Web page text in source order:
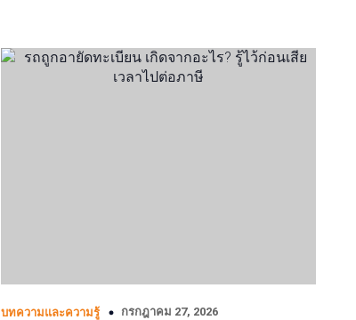
บทความและความรู้ กรกฎาคม 27, 2026